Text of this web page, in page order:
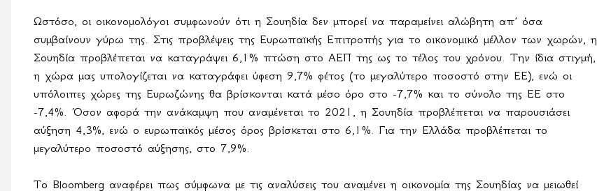
Ωστόσο, οι οικονομολόγοι συμφωνούν ότι η Σουηδία δεν μπορεί να παραμείνει αλώβητη απ’ όσα
συμβαίνουν γύρω της. Στις προβλέψεις της Ευρωπαϊκής Επιτροπής για το οικονομικό μέλλον των χωρών, η
Σουηδία προβλέπεται να καταγράψει 6,1% πτώση στο ΑΕΠ της ως το τέλος του χρόνου. Την ίδια στιγμή,
η χώρα μας υπολογίζεται να καταγράφει ύφεση 9,7% φέτος (το μεγαλύτερο ποσοστό στην ΕΕ), ενώ οι
υπόλοιπες χώρες της Ευρωζώνης θα βρίσκονται κατά μέσο όρο στο -7,7% και το σύνολο της ΕΕ στο
-7,4%. Όσον αφορά την ανάκαμψη που αναμένεται το 2021, η Σουηδία προβλέπεται να παρουσιάσει
αύξηση 4,3%, ενώ ο ευρωπαϊκός μέσος όρος βρίσκεται στο 6,1%. Για την Ελλάδα προβλέπεται το
μεγαλύτερο ποσοστό αύξησης, στο 7,9%.
Το Bloomberg αναφέρει πως σύμφωνα με τις αναλύσεις του αναμένει η οικονομία της Σουηδίας να μειωθεί